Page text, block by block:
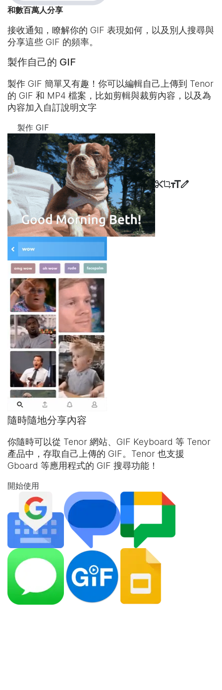
和數百萬人分享
接收通知，瞭解你的 GIF 表現如何，以及別人搜尋與
分享這些 GIF 的頻率。
製作自己的 GIF
製作 GIF 簡單又有趣！你可以編輯自己上傳到 Tenor
的 GIF 和 MP4 檔案，比如剪輯與裁剪內容，以及為
內容加入自訂說明文字
製作 GIF
隨時隨地分享內容
你隨時可以從 Tenor 網站、 GIF Keyboard 等 Tenor
產品中，存取自己上傳的 GIF。Tenor 也支援
Gboard 等應用程式的 GIF 搜尋功能！
開始使用